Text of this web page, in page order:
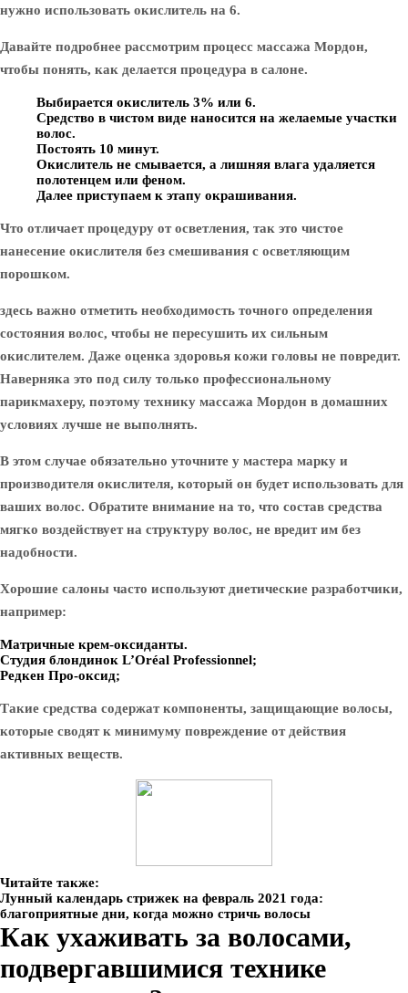
нужно использовать окислитель на 6.
Давайте подробнее рассмотрим процесс массажа Мордон,
чтобы понять, как делается процедура в салоне.
Выбирается окислитель 3% или 6.
Средство в чистом виде наносится на желаемые участки
волос.
Постоять 10 минут.
Окислитель не смывается, а лишняя влага удаляется
полотенцем или феном.
Далее приступаем к этапу окрашивания.
Что отличает процедуру от осветления, так это чистое
нанесение окислителя без смешивания с осветляющим
порошком.
здесь важно отметить необходимость точного определения
состояния волос, чтобы не пересушить их сильным
окислителем. Даже оценка здоровья кожи головы не повредит.
Наверняка это под силу только профессиональному
парикмахеру, поэтому технику массажа Мордон в домашних
условиях лучше не выполнять.
В этом случае обязательно уточните у мастера марку и
производителя окислителя, который он будет использовать для
ваших волос. Обратите внимание на то, что состав средства
мягко воздействует на структуру волос, не вредит им без
надобности.
Хорошие салоны часто используют диетические разработчики,
например:
Матричные крем-оксиданты.
Студия блондинок L’Oréal Professionnel;
Редкен Про-оксид;
Такие средства содержат компоненты, защищающие волосы,
которые сводят к минимуму повреждение от действия
активных веществ.
Читайте также:
Лунный календарь стрижек на февраль 2021 года:
благоприятные дни, когда можно стричь волосы
Как ухаживать за волосами,
подвергавшимися технике